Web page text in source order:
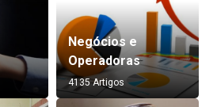
Negócios e
Operadoras
4135 Artigos